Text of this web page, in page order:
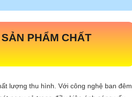
PHẨM CHẤT
lượng thu hình. Với công nghệ ban đêm